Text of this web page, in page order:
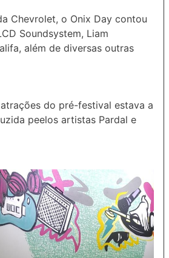
Chevrolet, o Onix Day contou
Soundsystem, Liam
além de diversas outras
do pré-festival estava a
peelos artistas Pardal e